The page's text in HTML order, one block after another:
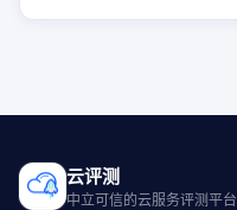
云评测
中立可信的云服务评测平台